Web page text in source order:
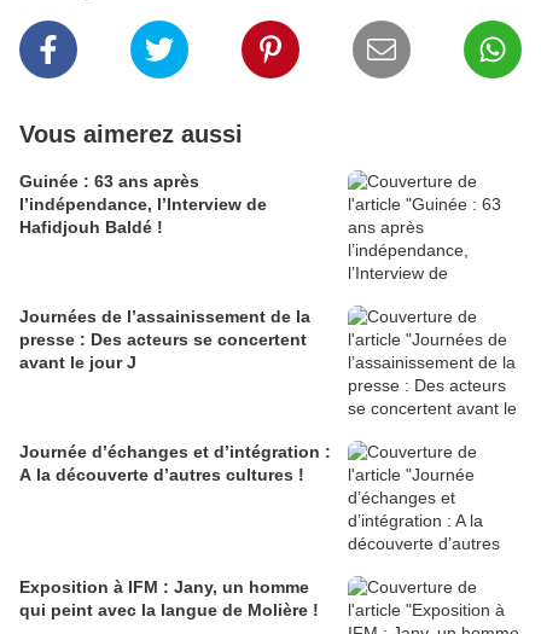
Vous aimerez aussi
Guinée : 63 ans après
l’indépendance, l’Interview de
Hafidjouh Baldé !
Journées de l’assainissement de la
presse : Des acteurs se concertent
avant le jour J
Journée d’échanges et d’intégration :
A la découverte d’autres cultures !
Exposition à IFM : Jany, un homme
qui peint avec la langue de Molière !